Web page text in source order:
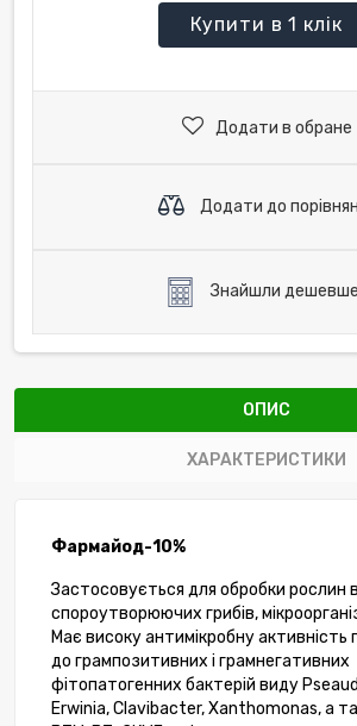
Купити в 1 клік
Додати в обране
Додати до
Знайшли
ОПИС
ХАРАКТЕРИСТИКИ
Фармайод-10%
Застосовується для обробки рослин
спороутворюючих грибів,
Має високу антимікробну активність
до грампозитивних і грамнегативних
фітопатогенних бактерій виду
Erwinia, Clavibacter, Xanthomonas, а